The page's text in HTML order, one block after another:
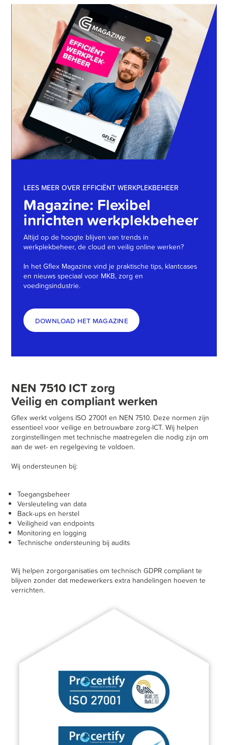
LEES MEER OVER EFFICIËNT WERKPLEKBEHEER
Magazine: Flexibel
inrichten werkplekbeheer
Altijd op de hoogte blijven van trends in
werkplekbeheer, de cloud en veilig online werken?
In het Gflex Magazine vind je praktische tips, klantcases
en nieuws speciaal voor MKB, zorg en
voedingsindustrie.
DOWNLOAD HET MAGAZINE
NEN 7510 ICT zorg
Veilig en compliant werken
Gflex werkt volgens ISO 27001 en NEN 7510. Deze normen zijn
essentieel voor veilige en betrouwbare zorg-ICT. Wij helpen
zorginstellingen met technische maatregelen die nodig zijn om
aan de wet- en regelgeving te voldoen.
Wij ondersteunen bij:
Toegangsbeheer
Versleuteling van data
Back-ups en herstel
Veiligheid van endpoints
Monitoring en logging
Technische ondersteuning bij audits
Wij helpen zorgorganisaties om technisch GDPR compliant te
blijven zonder dat medewerkers extra handelingen hoeven te
verrichten.